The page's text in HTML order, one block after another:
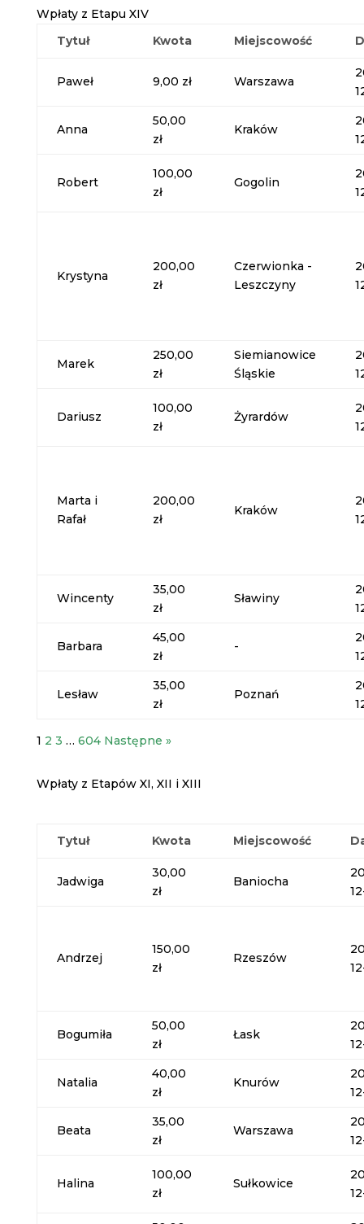
Wpłaty z Etapu XIV
Tytuł
Kwota Miejscowość
Paweł 9,00 zł Warszawa
Anna
50,00
zł
Kraków
Robert
100,00
zł
Gogolin
Krystyna
200,00
zł
Czerwionka -
Leszczyny
Marek
250,00
zł
Siemianowice
Śląskie
Dariusz
100,00
zł
Żyrardów
Marta i
Rafał
200,00
zł
Kraków
Wincenty
35,00
zł
Sławiny
Barbara
45,00
zł
-
Lesław
35,00
zł
Poznań
1 2 3 … 604 Następne »
Wpłaty z Etapów XI, XII i XIII
Tytuł Kwota Miejscowość
Jadwiga
30,00
zł
Baniocha
Andrzej
150,00
zł
Rzeszów
Bogumiła
50,00
zł
Łask
Natalia
40,00
zł
Knurów
Beata
35,00
zł
Warszawa
Halina
100,00
zł
Sułkowice